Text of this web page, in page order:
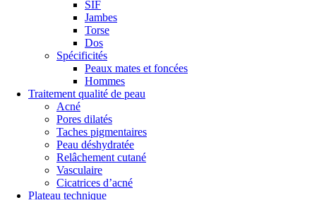
SIF
Jambes
Torse
Dos
Spécificités
Peaux mates et foncées
Hommes
Traitement qualité de peau
Acné
Pores dilatés
Taches pigmentaires
Peau déshydratée
Relâchement cutané
Vasculaire
Cicatrices d’acné
Plateau technique